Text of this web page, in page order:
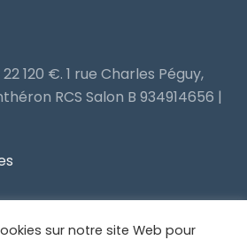
120 €. 1 rue Charles Péguy,
RCS Salon B 934914656 |
sur notre site Web pour